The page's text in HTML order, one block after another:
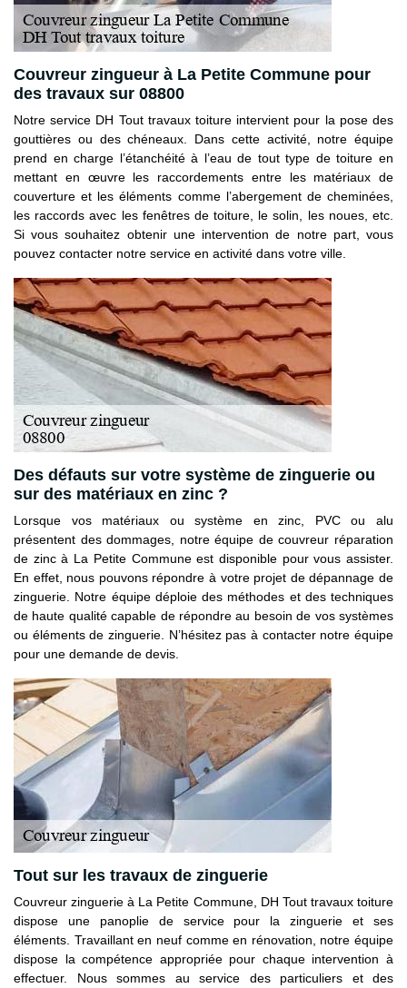
Couvreur zingueur à La Petite Commune pour
des travaux sur 08800
Notre service DH Tout travaux toiture intervient pour la pose des
gouttières ou des chéneaux. Dans cette activité, notre équipe
prend en charge l’étanchéité à l’eau de tout type de toiture en
mettant en œuvre les raccordements entre les matériaux de
couverture et les éléments comme l’abergement de cheminées,
les raccords avec les fenêtres de toiture, le solin, les noues, etc.
Si vous souhaitez obtenir une intervention de notre part, vous
pouvez contacter notre service en activité dans votre ville.
Des défauts sur votre système de zinguerie ou
sur des matériaux en zinc ?
Lorsque vos matériaux ou système en zinc, PVC ou alu
présentent des dommages, notre équipe de couvreur réparation
de zinc à La Petite Commune est disponible pour vous assister.
En effet, nous pouvons répondre à votre projet de dépannage de
zinguerie. Notre équipe déploie des méthodes et des techniques
de haute qualité capable de répondre au besoin de vos systèmes
ou éléments de zinguerie. N’hésitez pas à contacter notre équipe
pour une demande de devis.
Tout sur les travaux de zinguerie
Couvreur zinguerie à La Petite Commune, DH Tout travaux toiture
dispose une panoplie de service pour la zinguerie et ses
éléments. Travaillant en neuf comme en rénovation, notre équipe
dispose la compétence appropriée pour chaque intervention à
effectuer. Nous sommes au service des particuliers et des